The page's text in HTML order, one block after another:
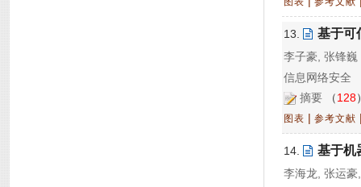
13. 基于可
李子豪, 张锋巍
信息网络安全
摘要 （128
图表 | 参考文献
14. 基于机
李海龙, 张运